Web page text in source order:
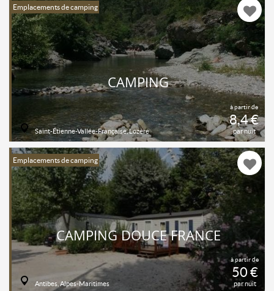
Emplacements de camping
à partir de
8,4 €
par nuit
CAMPING
Saint-Étienne-Vallée-Française, Lozère
Emplacements de camping
à partir de
50 €
par nuit
CAMPING DOUCE FRANCE
Antibes, Alpes-Maritimes